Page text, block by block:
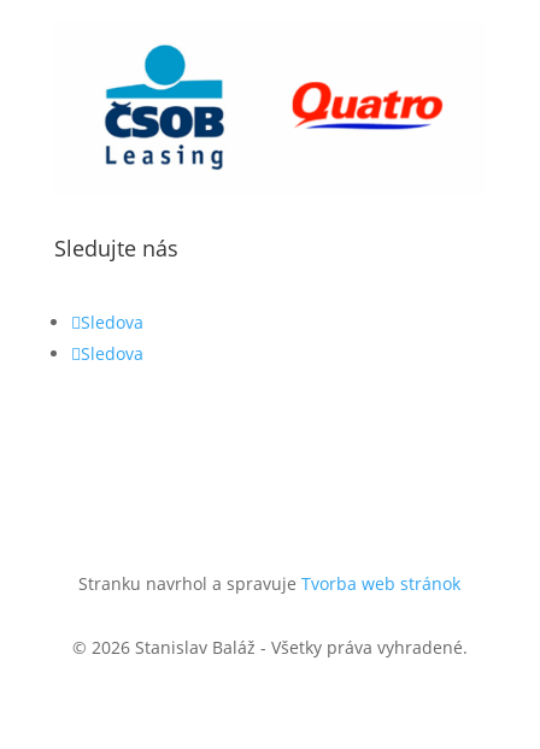
Sledujte nás
Sledova
Sledova
Stranku navrhol a spravujeTvorba web stránok
© 2026 Stanislav Baláž - Všetky práva vyhradené.